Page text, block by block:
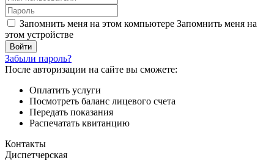
Запомнить меня на этом компьютере Запомнить меня на
этом устройстве
Забыли пароль?
После авторизации на сайте вы сможете:
Оплатить услуги
Посмотреть баланс лицевого счета
Передать показания
Распечатать квитанцию
Контакты
Диспетчерская